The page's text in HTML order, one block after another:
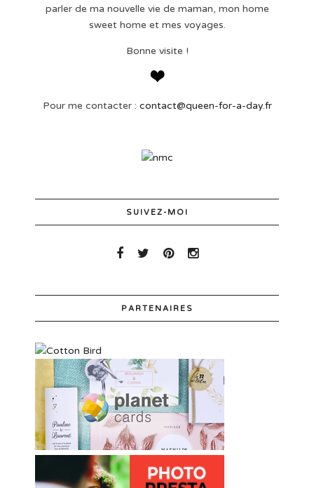
parler de ma nouvelle vie de maman, mon home
sweet home et mes voyages.
Bonne visite !
Pour me contacter : contact@queen-for-a-day.fr
SUIVEZ-MOI
PARTENAIRES